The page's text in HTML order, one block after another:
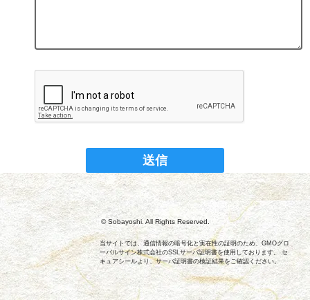
© Sobayoshi. All Rights Reserved.
当サイトでは、通信情報の暗号化と実在性の証明のため、GMOグロ
ーバルサイン株式会社のSSLサーバ証明書を使用しております。 セ
キュアシールより、サーバ証明書の検証結果をご確認ください。